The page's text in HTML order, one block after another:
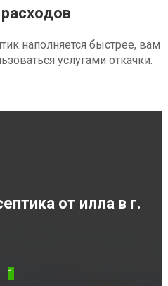
наполняется быстрее, вам
услугами откачки.
от илла в г.
1